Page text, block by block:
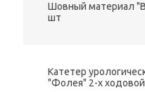
Шовный материал
шт
Катетер
"Фолея" 2-х ходовой